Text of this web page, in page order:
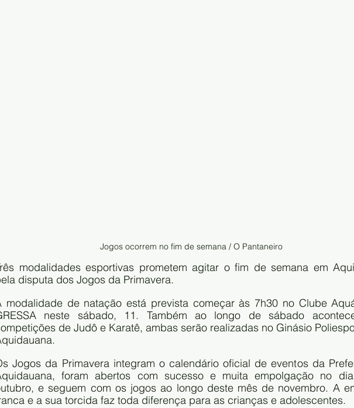
Jogos ocorrem no fim de semana / O Pantaneiro
modalidades esportivas prometem agitar o fim de semana em
disputa dos Jogos da Primavera.
modalidade de natação está prevista começar às 7h30 no Clube
neste sábado, 11. Também ao longo de sábado
de Judô e Karatê, ambas serão realizadas no Ginásio
Jogos da Primavera integram o calendário oficial de eventos da
foram abertos com sucesso e muita empolgação no
e seguem com os jogos ao longo deste mês de novembro. A
e a sua torcida faz toda diferença para as crianças e adolescentes.